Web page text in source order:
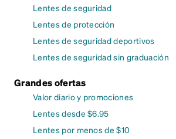
Lentes de seguridad
Lentes de protección
Lentes de seguridad deportivos
Lentes de seguridad sin graduación
Grandes ofertas
Valor diario y promociones
Lentes desde $6.95
Lentes por menos de $10